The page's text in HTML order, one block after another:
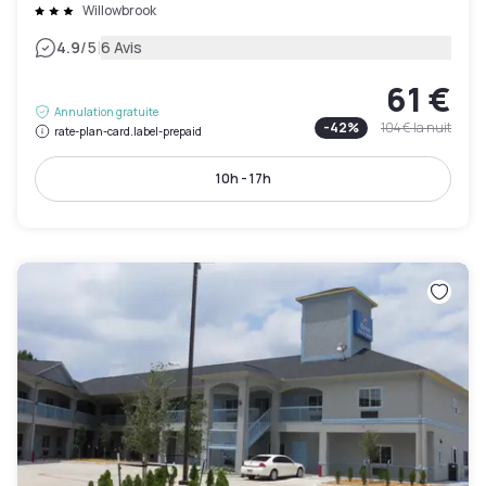
Willowbrook
4.9/5|6 Avis
Annulation gratuite
rate-plan-card.label-prepaid
61 €
-42% 104 €la nuit
10h - 17h